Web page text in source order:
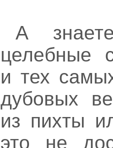
А
целебные
и тех
дубовых
из пихты
это не